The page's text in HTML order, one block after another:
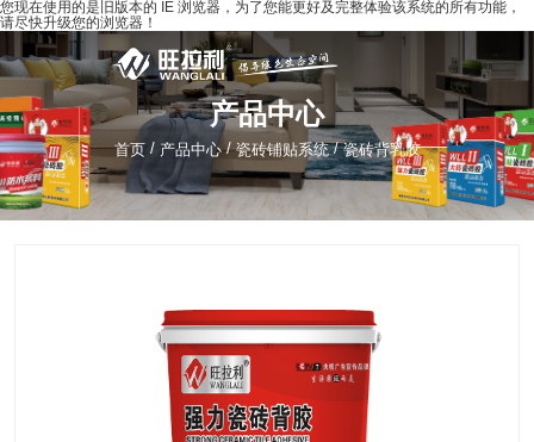
您现在使用的是旧版本的 IE 浏览器，为了您能更好及完整体验该系统的所有功能，
请尽快升级您的浏览器！
产品中心
首页 / 产品中心 /瓷砖铺贴系统 /瓷砖背乳胶